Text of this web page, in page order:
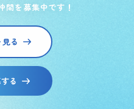
間を募集中です！
る
る